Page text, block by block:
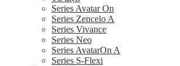
Series Avatar On
Series Zencelo A
Series Vivance
Series Neo
Series AvatarOn A
Series S-Flexi